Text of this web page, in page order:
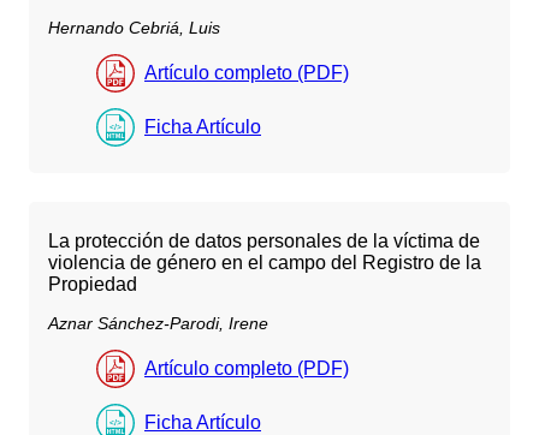
Hernando Cebriá, Luis
Artículo completo (PDF)
Ficha Artículo
La protección de datos personales de la víctima de
violencia de género en el campo del Registro de la
Propiedad
Aznar Sánchez-Parodi, Irene
Artículo completo (PDF)
Ficha Artículo